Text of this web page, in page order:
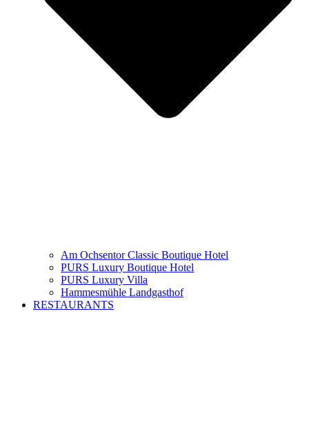
Am Ochsentor Classic Boutique Hotel
PURS Luxury Boutique Hotel
PURS Luxury Villa
Hammesmühle Landgasthof
RESTAURANTS